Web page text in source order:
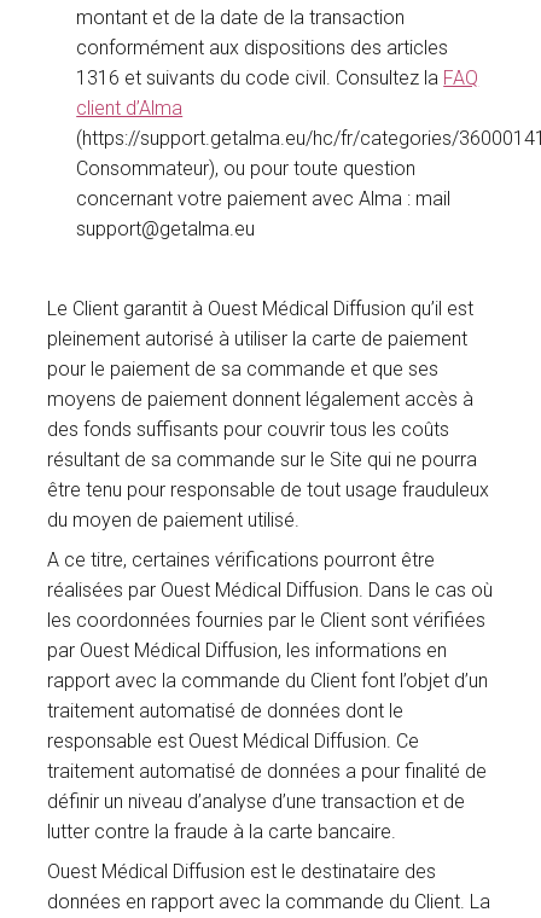
montant et de la date de la transaction
conformément aux dispositions des articles
1316 et suivants du code civil. Consultez la FAQ
client d’Alma
(https://support.getalma.eu/hc/fr/categories/
Consommateur), ou pour toute question
concernant votre paiement avec Alma : mail
support@getalma.eu
Le Client garantit à Ouest Médical Diffusion qu’il est
pleinement autorisé à utiliser la carte de paiement
pour le paiement de sa commande et que ses
moyens de paiement donnent légalement accès à
des fonds suffisants pour couvrir tous les coûts
résultant de sa commande sur le Site qui ne pourra
être tenu pour responsable de tout usage frauduleux
du moyen de paiement utilisé.
A ce titre, certaines vérifications pourront être
réalisées par Ouest Médical Diffusion. Dans le cas où
les coordonnées fournies par le Client sont vérifiées
par Ouest Médical Diffusion, les informations en
rapport avec la commande du Client font l’objet d’un
traitement automatisé de données dont le
responsable est Ouest Médical Diffusion. Ce
traitement automatisé de données a pour finalité de
définir un niveau d’analyse d’une transaction et de
lutter contre la fraude à la carte bancaire.
Ouest Médical Diffusion est le destinataire des
données en rapport avec la commande du Client. La